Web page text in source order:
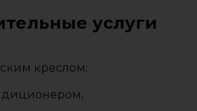
услуги
креслом;